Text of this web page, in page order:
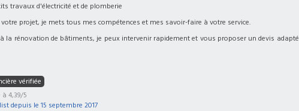
travaux d'électricité et de plomberie
projet, je mets tous mes compétences et mes savoir-faire à votre service.
la rénovation de bâtiments, je peux intervenir rapidement et vous proposer un devis adapté
vérifiée
4,39/5
depuis le 15 septembre 2017